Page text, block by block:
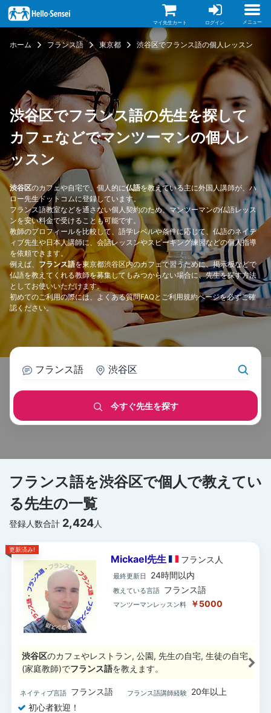
イ
ン
コ
マイ先生カート ログイン メニュー
ホーム フランス語 東京都 渋谷区でフランス語の個人レッスン
渋谷区でフランス語の先生を探して
カフェなどでマンツーマンの個人レ
ッスン
渋谷区のカフェや自宅で、個人的に仏語を教えている主に外国人講師が、ハ
ロー先生ドットコムに登録しています。
フランス語教室などを通さない個人契約のため、マンツーマンの仏語レッス
ンを安い料金で受けることも可能です。
教師のプロフィールを比較して、語学レベルや条件に応じて、仏語のネイテ
ィブ先生や日本人講師に、会話レッスンやスピーキング練習などの個人指導
を依頼できます。
例えば、 フランス語を東京都渋谷区内のカフェで習うために、掲示板などで
仏語を教えてくれる教師を募集してもみつからない場合に、先生を探す方法
としてお使いいただけます。
初めてのご利用の際には、 よくある質問FAQと ご利用規約ページを必ずご確
認ください。
フランス語 渋谷区
今すぐ先生を探す
フランス語を渋谷区で個人で教えてい
る先生の一覧
登録人数合計 2,424人
更新済み!
Mickael先生 フランス 人
最終更新日 24時間以内
教えている言語 フランス語
マンツーマンレッスン料 ￥5000
渋谷区のカフェやレストラン, 公園, 先生の自宅, 生徒の自宅
(家庭教師)でフランス語を教えます。
ネイティブ言語 フランス語 フランス語講師経験
20年以上
初心者歓迎！